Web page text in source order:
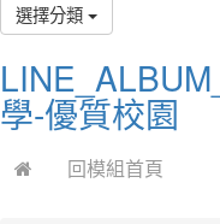
選擇分類
學-優質校園
回模組首頁